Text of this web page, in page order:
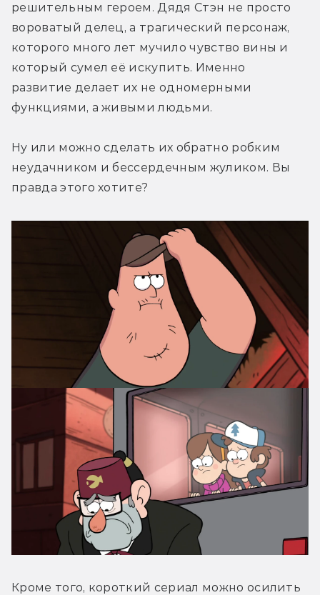
решительным героем. Дядя Стэн не просто
вороватый делец, а трагический персонаж,
которого много лет мучило чувство вины и
который сумел её искупить. Именно
развитие делает их не одномерными
функциями, а живыми людьми.
Ну или можно сделать их обратно робким
неудачником и бессердечным жуликом. Вы
правда этого хотите?
Кроме того, короткий сериал можно осилить